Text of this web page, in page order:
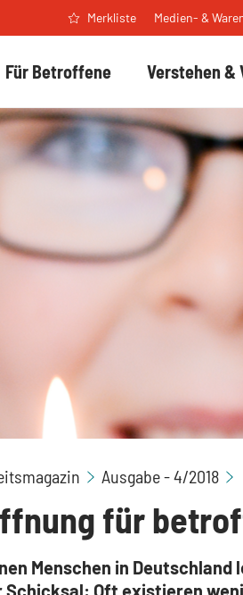
Für Betroffene Verstehen &
Merkliste Medien- &
Ausgabe - 4/2018
für
Menschen in Deutschland
Schicksal: Oft existieren